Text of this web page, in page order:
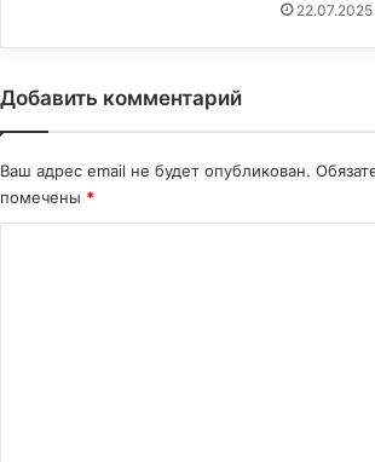
22.07.2025
Добавить комментарий
Ваш адрес email не будет опубликован.
помечены *